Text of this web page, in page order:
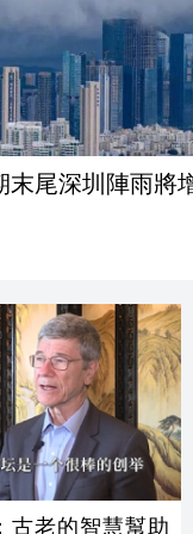
末尾深圳陣雨將
古老的智慧幫助